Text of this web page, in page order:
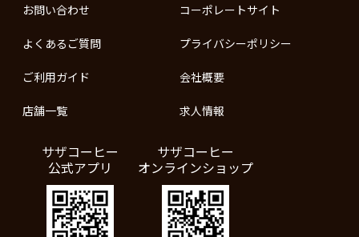
お問い合わせ
よくあるご質問
ご利用ガイド
店舗一覧
コーポレートサイト
プライバシーポリシー
会社概要
求人情報
サザコーヒー
公式アプリ
サザコーヒー
オンラインショップ